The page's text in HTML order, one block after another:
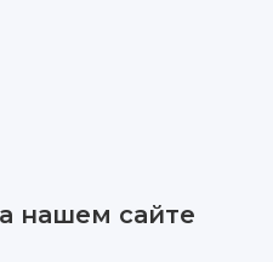
нашем сайте